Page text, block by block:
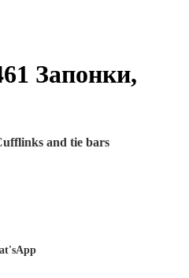
Запонки,
and tie bars